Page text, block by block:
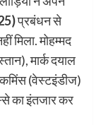
प्रबंधन से
मिला. मोहम्मद
मार्क दयाल
कमिंस (वेस्टइंडीज)
का इंतजार कर